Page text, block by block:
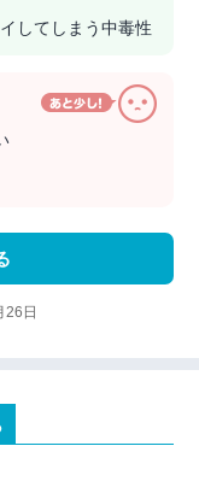
してしまう中毒性
26日